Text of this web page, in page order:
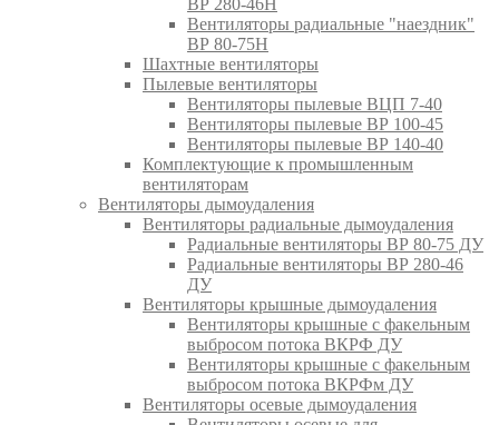
ВР 280-46Н
Вентиляторы радиальные "наездник"
ВР 80-75Н
Шахтные вентиляторы
Пылевые вентиляторы
Вентиляторы пылевые ВЦП 7-40
Вентиляторы пылевые ВР 100-45
Вентиляторы пылевые ВР 140-40
Комплектующие к промышленным
вентиляторам
Вентиляторы дымоудаления
Вентиляторы радиальные дымоудаления
Радиальные вентиляторы ВР 80-75 ДУ
Радиальные вентиляторы ВР 280-46
ДУ
Вентиляторы крышные дымоудаления
Вентиляторы крышные с факельным
выбросом потока ВКРФ ДУ
Вентиляторы крышные с факельным
выбросом потока ВКРФм ДУ
Вентиляторы осевые дымоудаления